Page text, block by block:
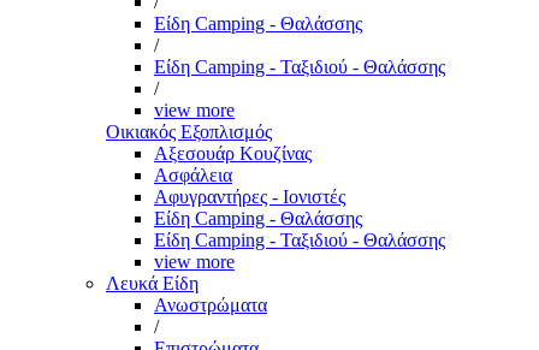
Είδη Camping - Θαλάσσης
/
Είδη Camping - Ταξιδιού - Θαλάσσης
/
view more
Οικιακός Εξοπλισμός
Αξεσουάρ Κουζίνας
Ασφάλεια
Αφυγραντήρες - Ιονιστές
Είδη Camping - Θαλάσσης
Είδη Camping - Ταξιδιού - Θαλάσσης
view more
Λευκά Είδη
Ανωστρώματα
/